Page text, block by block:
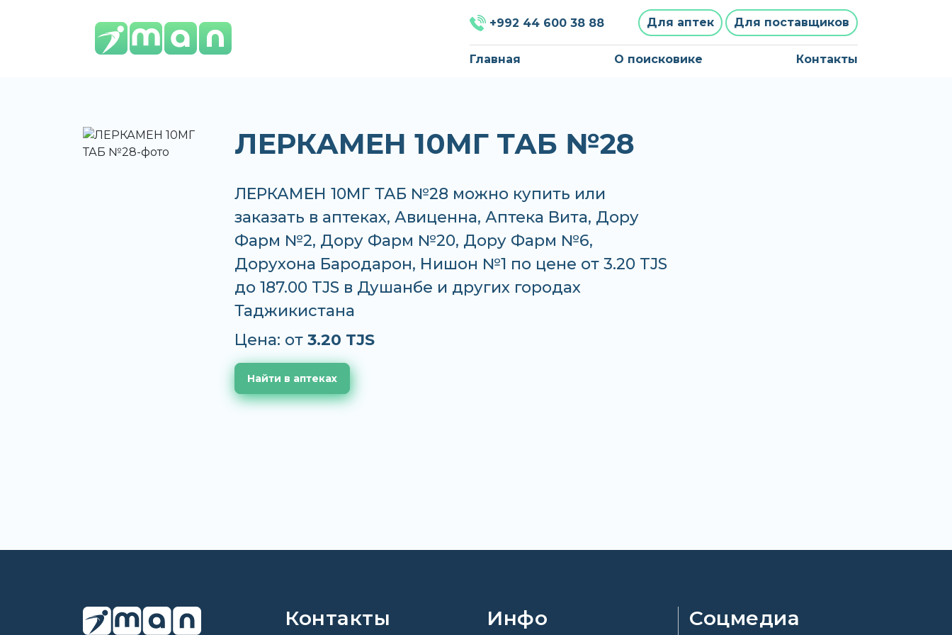
+992 44 600 38 88 Для аптек Для поставщиков
Главная О поисковике Контакты
ЛЕРКАМЕН 10МГ ТАБ №28
ЛЕРКАМЕН 10МГ ТАБ №28 можно купить или
заказать в аптеках, Авиценна, Аптека Вита, Дору
Фарм №2, Дору Фарм №20, Дору Фарм №6,
Дорухона Бародарон, Нишон №1 по цене от 3.20 TJS
до 187.00 TJS в Душанбе и других городах
Таджикистана
Цена: от 3.20 TJS
Найти в аптеках
Контакты Инфо Соцмедиа